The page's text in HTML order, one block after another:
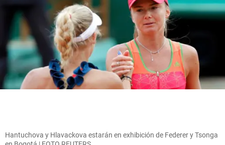
Hantuchova y Hlavackova estarán en exhibición de Federer y Tsonga